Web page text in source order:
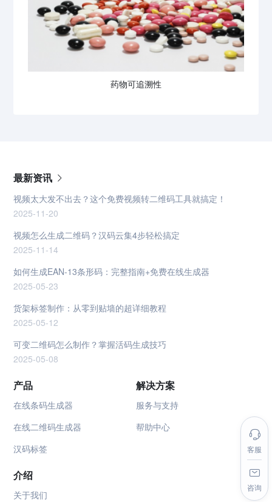
药物可追溯性
客服
咨询
最新资讯
视频太大发不出去？这个免费视频转二维码工具就搞定！
2025-11-20
视频怎么生成二维码？汉码云集4步轻松搞定
2025-11-14
如何生成EAN-13条形码：完整指南+免费在线生成器
2025-05-23
货架标签制作：从零到贴墙的超详细教程
2025-05-12
可变二维码怎么制作？掌握活码生成技巧
2025-05-08
产品
在线条码生成器
在线二维码生成器
汉码标签
解决方案
服务与支持
帮助中心
介绍
关于我们